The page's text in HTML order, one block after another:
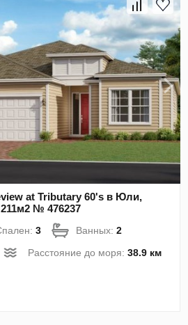
at Tributary 60's в Юли,
№ 476237
3 Ванных:2
Расстояние до моря:38.9 км